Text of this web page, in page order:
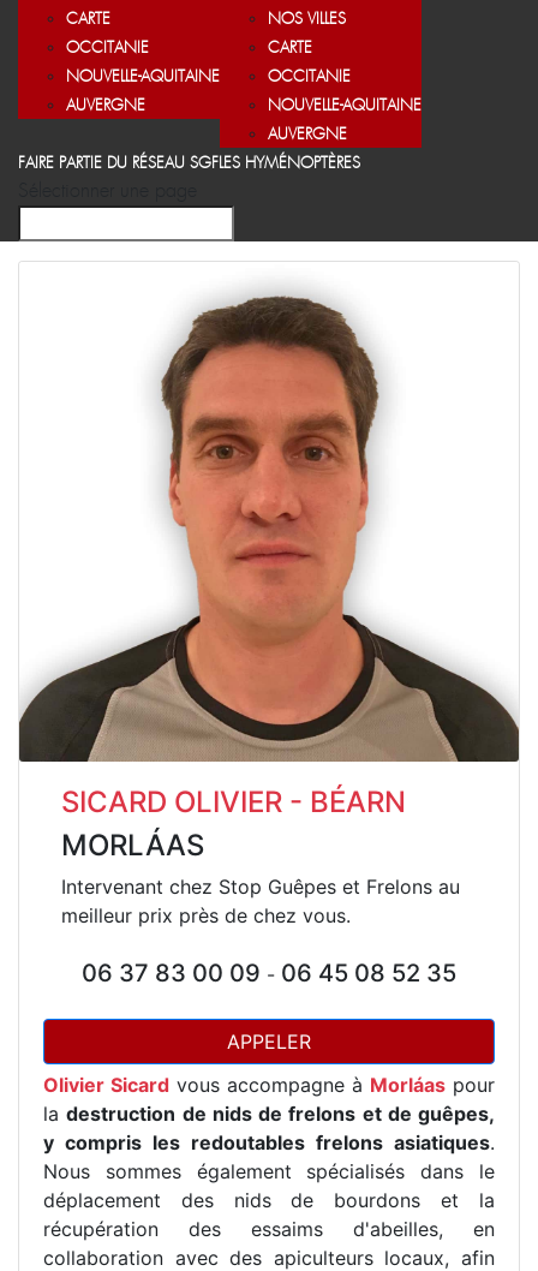
CARTE
OCCITANIE
NOUVELLE-AQUITAINE
AUVERGNE
NOS VILLES
CARTE
OCCITANIE
NOUVELLE-AQUITAINE
AUVERGNE
FAIRE PARTIE DU RÉSEAU SGFLES HYMÉNOPTÈRES
SICARD OLIVIER - BÉARN
MORLÁAS
Intervenant chez Stop Guêpes et Frelons au
meilleur prix près de chez vous.
06 37 83 00 09 - 06 45 08 52 35
APPELER
Olivier Sicard vous accompagne à Morláas pour
ladestruction de nids de frelons et de guêpes,
y compris les redoutables frelons asiatiques.
Nous sommes également spécialisés dans le
déplacement des nids de bourdons et la
récupération des essaims d'abeilles, en
collaboration avec des apiculteurs locaux, afin